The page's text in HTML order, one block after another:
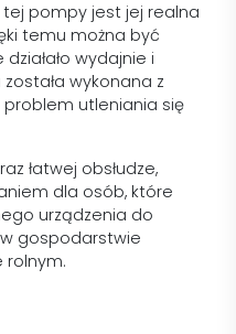
pompy jest jej realna
temu można być
wydajnie i
wykonana z
utleniania się
łatwej obsłudze,
dla osób, które
urządzenia do
gospodarstwie